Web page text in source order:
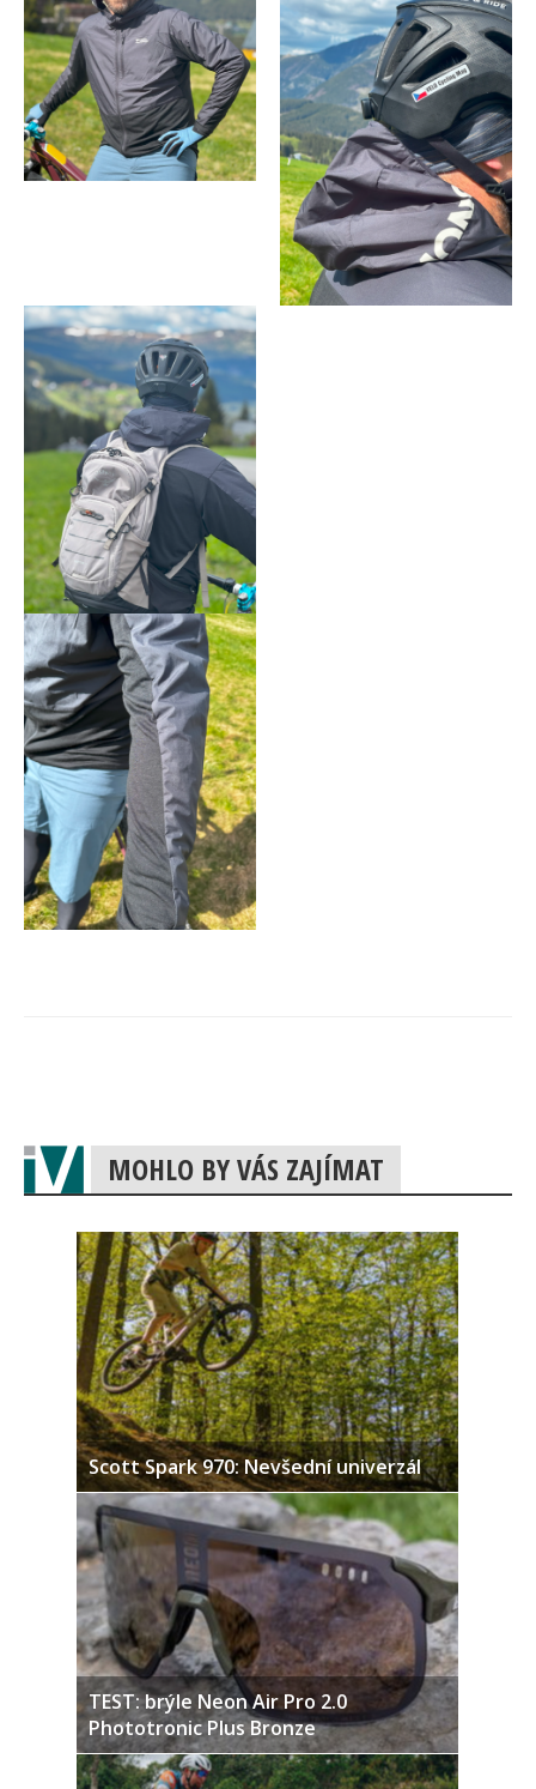
MOHLO BY VÁS ZAJÍMAT
Scott Spark 970: Nevšední univerzál
TEST: brýle Neon Air Pro 2.0
Phototronic Plus Bronze